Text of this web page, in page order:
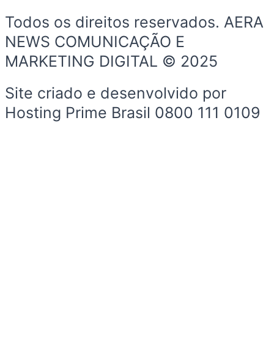
Todos os direitos reservados. AERA
NEWS COMUNICAÇÃO E
MARKETING DIGITAL © 2025
Site criado e desenvolvido por
Hosting Prime Brasil 0800 111 0109